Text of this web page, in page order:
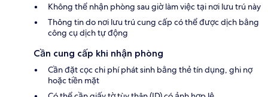
Không thể nhận phòng sau giờ làm việc tại nơi lưu trú này
Thông tin do nơi lưu trú cung cấp có thể được dịch bằng
công cụ dịch tự động
Cần cung cấp khi nhận phòng
Cần đặt cọc chi phí phát sinh bằng thẻ tín dụng, ghi nợ
hoặc tiền mặt